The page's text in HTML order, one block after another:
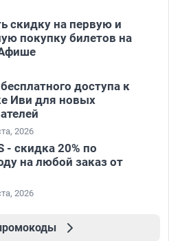
скидку на первую и
покупку билетов на
доступа к
Иви для новых
2026
- скидка 20% по
на любой заказ от
2026